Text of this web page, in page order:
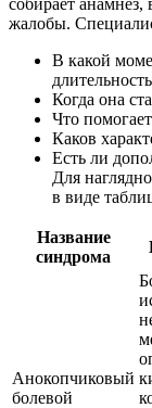
собирает
жалобы.
В какой
Когда она
Что
Каков
Есть ли
Для
в виде
Название
синдрома
Анокопчиковый
болевой